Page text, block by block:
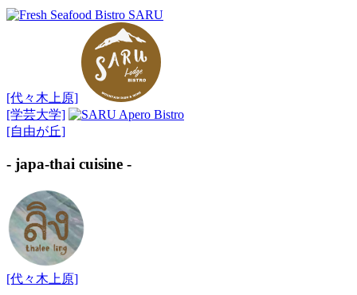
[代々木上原]
[学芸大学]
[自由が丘]
- japa-thai cuisine -
[代々木上原]